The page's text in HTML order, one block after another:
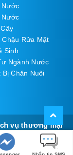
Nước
Nước
Chậu Rửa Mặt
Sinh
Ngành Nước
Bị Chăn Nuôi
vụ thương mại